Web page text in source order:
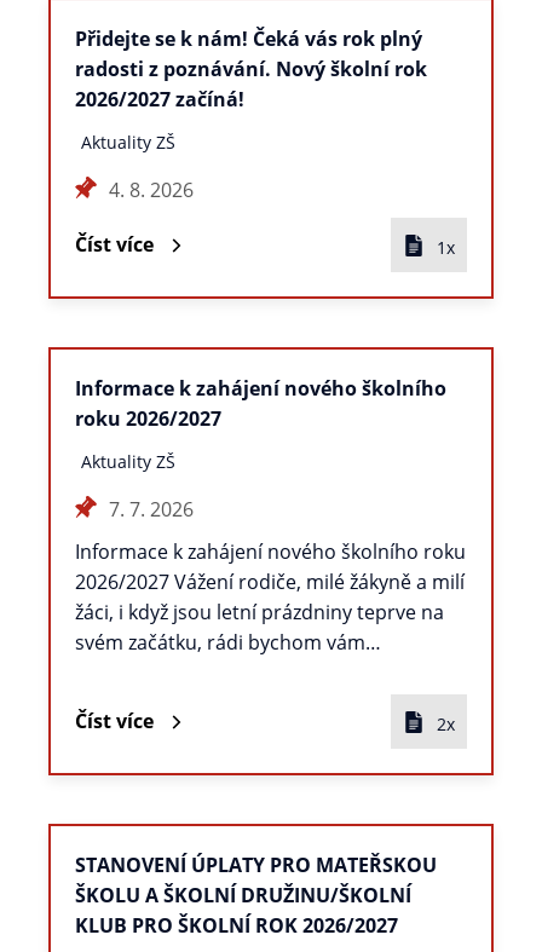
Přidejte se k nám! Čeká vás rok plný
radosti z poznávání. Nový školní rok
2026/2027 začíná!
Aktuality ZŠ
4. 8. 2026
Číst více 1x
Informace k zahájení nového školního
roku 2026/2027
Aktuality ZŠ
7. 7. 2026
Informace k zahájení nového školního roku
2026/2027 Vážení rodiče, milé žákyně a milí
žáci, i když jsou letní prázdniny teprve na
svém začátku, rádi bychom vám…
Číst více 2x
STANOVENÍ ÚPLATY PRO MATEŘSKOU
ŠKOLU A ŠKOLNÍ DRUŽINU/ŠKOLNÍ
KLUB PRO ŠKOLNÍ ROK 2026/2027